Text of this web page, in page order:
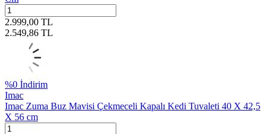
2.999,00 TL
2.549,86 TL
%0 İndirim
Imac
Imac Zuma Buz Mavisi Çekmeceli Kapalı Kedi Tuvaleti 40 X 42,5
X 56 cm